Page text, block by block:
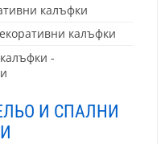
калъфки
калъфки
-
И СПАЛНИ